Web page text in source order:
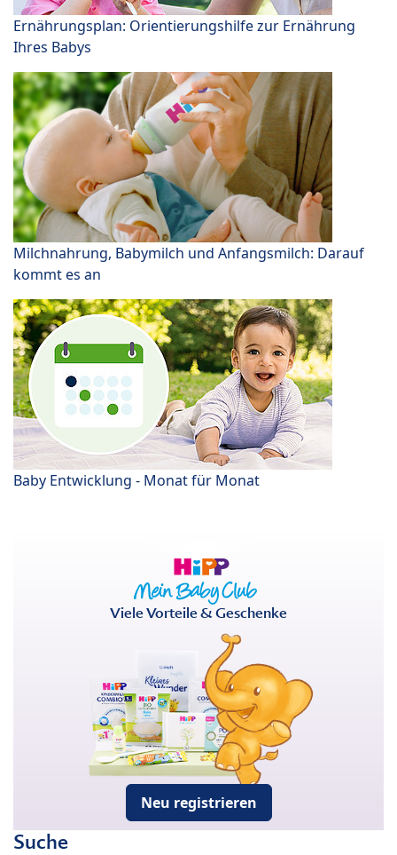
Ernährungsplan: Orientierungshilfe zur Ernährung
Ihres Babys
Milchnahrung, Babymilch und Anfangsmilch: Darauf
kommt es an
Baby Entwicklung - Monat für Monat
Viele Vorteile & Geschenke
Neu registrieren
Suche